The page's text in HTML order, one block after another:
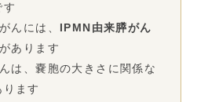
す
んには、 IPMN由来膵がん
があります
は、嚢胞の大きさに関係な
ます